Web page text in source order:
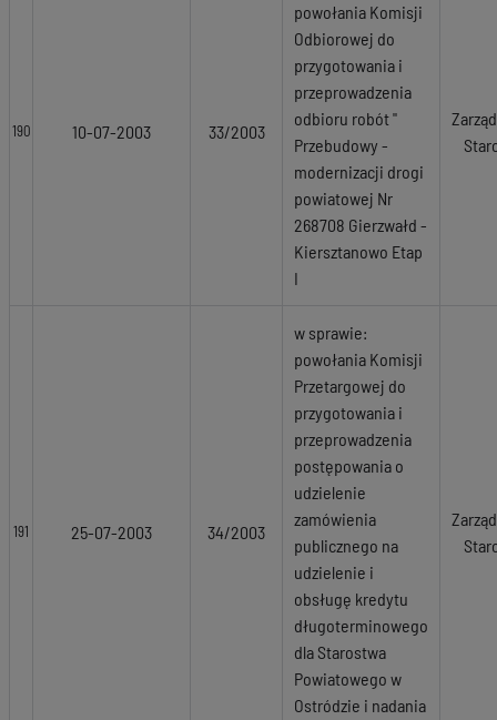
190 10-07-2003 33/2003
powołania Komisji
Odbiorowej do
przygotowania i
przeprowadzenia
odbioru robót "
Przebudowy -
modernizacji drogi
powiatowej Nr
268708 Gierzwałd -
Kiersztanowo Etap
I
191 25-07-2003 34/2003
w sprawie:
powołania Komisji
Przetargowej do
przygotowania i
przeprowadzenia
postępowania o
udzielenie
zamówienia
publicznego na
udzielenie i
obsługę kredytu
długoterminowego
dla Starostwa
Powiatowego w
Ostródzie i nadania